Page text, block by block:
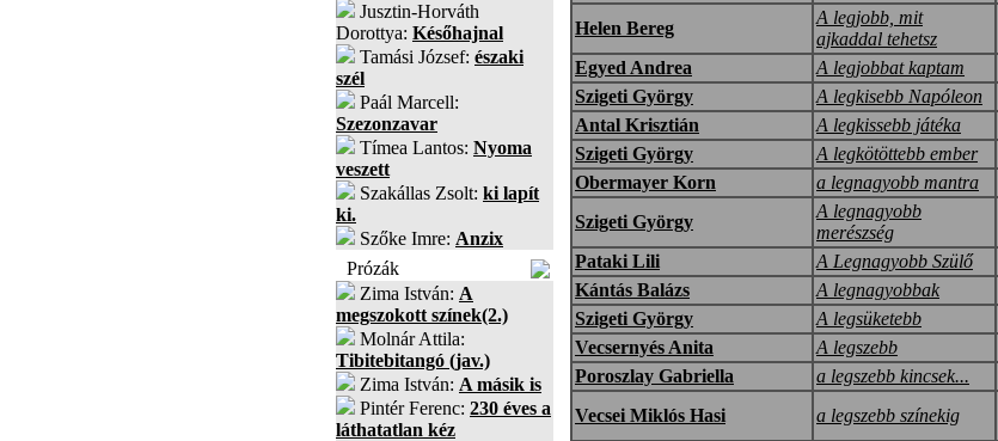
Jusztin-Horváth
Dorottya: Későhajnal
Tamási József: északi
szél
Paál Marcell:
Szezonzavar
Tímea Lantos: Nyoma
veszett
Szakállas Zsolt: ki lapít
ki.
Szőke Imre: Anzix
Prózák
Zima István: A
megszokott színek(2.)
Molnár Attila:
Tibitebitangó (jav.)
Zima István: A másik is
Pintér Ferenc: 230 éves a
láthatatlan kéz
Helen Bereg
A legjobb, mit
ajkaddal tehetsz
Egyed Andrea
A legjobbat kaptam
Szigeti György
A legkisebb Napóleon
Antal Krisztián
A legkissebb játéka
Szigeti György
A legkötöttebb ember
Obermayer Korn
a legnagyobb mantra
Szigeti György
A legnagyobb
merészség
Pataki Lili
A Legnagyobb Szülő
Kántás Balázs
A legnagyobbak
Szigeti György
A legsüketebb
Vecsernyés Anita
A legszebb
Poroszlay Gabriella
a legszebb kincsek...
Vecsei Miklós Hasi
a legszebb színekig